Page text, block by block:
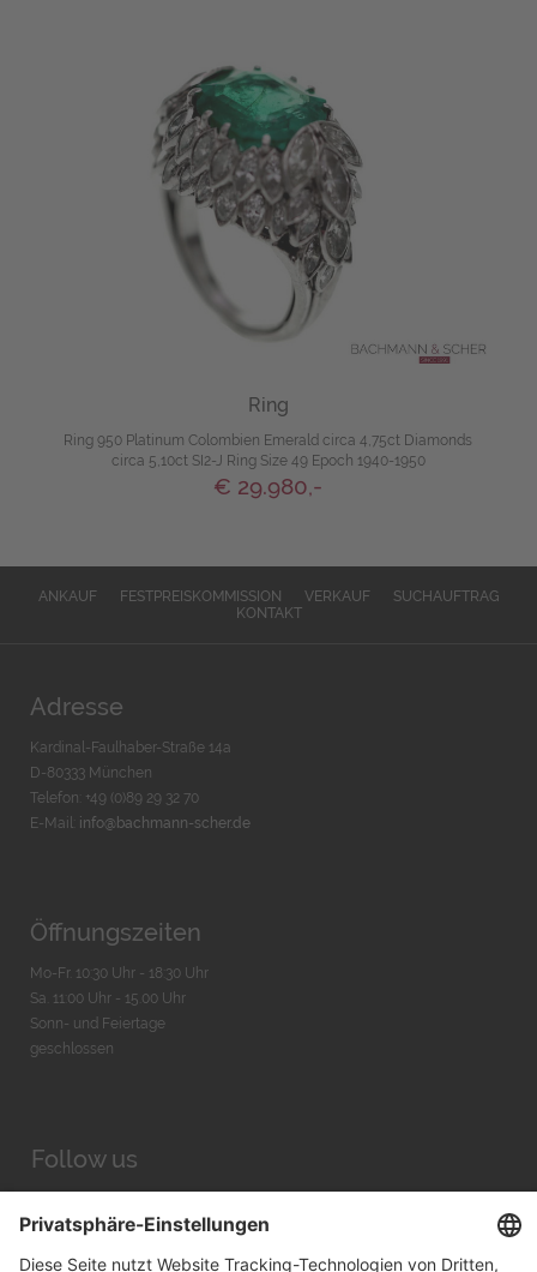
Ring
Ring 950 Platinum Colombien Emerald circa 4,75ct Diamonds
circa 5,10ct SI2-J Ring Size 49 Epoch 1940-1950
€ 29.980,-
ANKAUF FESTPREISKOMMISSION VERKAUF
SUCHAUFTRAG
KONTAKT
Adresse
Kardinal-Faulhaber-Straße 14a
D-80333 München
Telefon: +49 (0)89 29 32 70
E-Mail:
info@bachmann-scher.de
Öffnungszeiten
Mo-Fr. 10:30 Uhr - 18:30 Uhr
Sa. 11:00 Uhr - 15.00 Uhr
Sonn- und Feiertage
geschlossen
Follow us
Instagram